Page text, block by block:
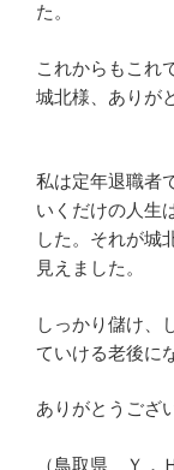
た。
これからもこれ
城北様、ありが
私は定年退職者
いくだけの人生
した。それが城
見えました。
しっかり儲け、
ていける老後に
ありがとうござ
（鳥取県 Ｙ．